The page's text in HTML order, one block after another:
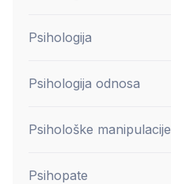
Psihologija
Psihologija odnosa
Psihološke manipulacije
Psihopate